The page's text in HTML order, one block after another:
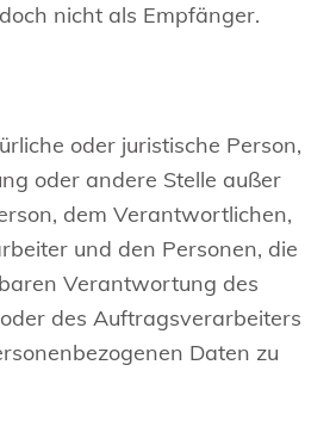
nicht als Empfänger.
oder juristische Person,
oder andere Stelle außer
dem Verantwortlichen,
und den Personen, die
Verantwortung des
des Auftragsverarbeiters
Daten zu